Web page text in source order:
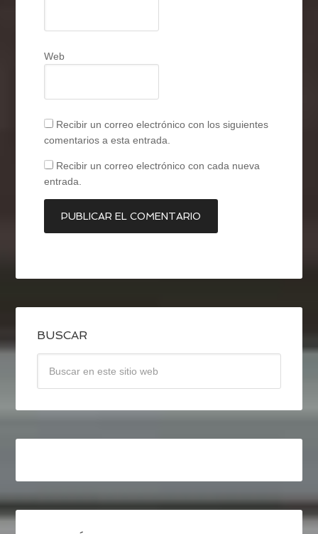
Web
Recibir un correo electrónico con los siguientes
comentarios a esta entrada.
Recibir un correo electrónico con cada nueva
entrada.
BUSCAR